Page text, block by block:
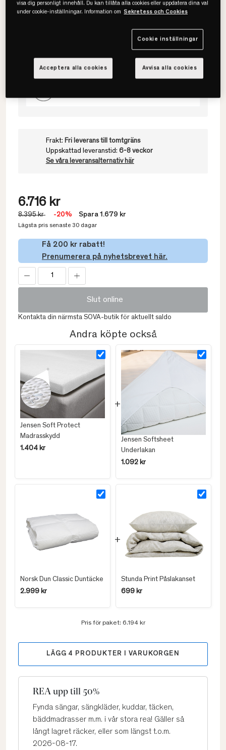
• 10 cm hög
• Material för optimal värmereglering
Välj storlek
Frakt: Fri leverans till tomtgräns
Uppskattad leveranstid: 6-8 veckor
Se våra leveransalternativ här
6.716 kr
8.395 kr -20% Spara 1.679 kr
Lägsta pris senaste 30 dagar
Få 200 kr rabatt!
Prenumerera på nyhetsbrevet här.
Slut online
Kontakta din närmsta SOVA-butik för aktuellt saldo
Andra köpte också
Jensen Soft Protect
Madrasskydd
1.404 kr
Jensen Softsheet
Underlakan
1.092 kr
Norsk Dun Classic Duntäcke
2.999 kr
Stunda Print Påslakanset
699 kr
Pris för paket: 6.194 kr
LÄGG 4 PRODUKTER I VARUKORGEN
REA upp till 50%
Fynda sängar, sängkläder, kuddar, täcken,
bäddmadrasser m.m. i vår stora rea! Gäller så
långt lagret räcker, eller som längst t.o.m.
2026-08-17.
visa dig personligt innehåll. Du kan tillåta alla cookies eller uppdatera dina val
under cookie-inställningar. Information om Sekretess och Cookies
Cookie inställningar
Avvisa alla cookies
Acceptera alla cookies